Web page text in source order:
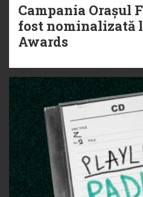
Campania Orașul
fost nominalizată
Awards